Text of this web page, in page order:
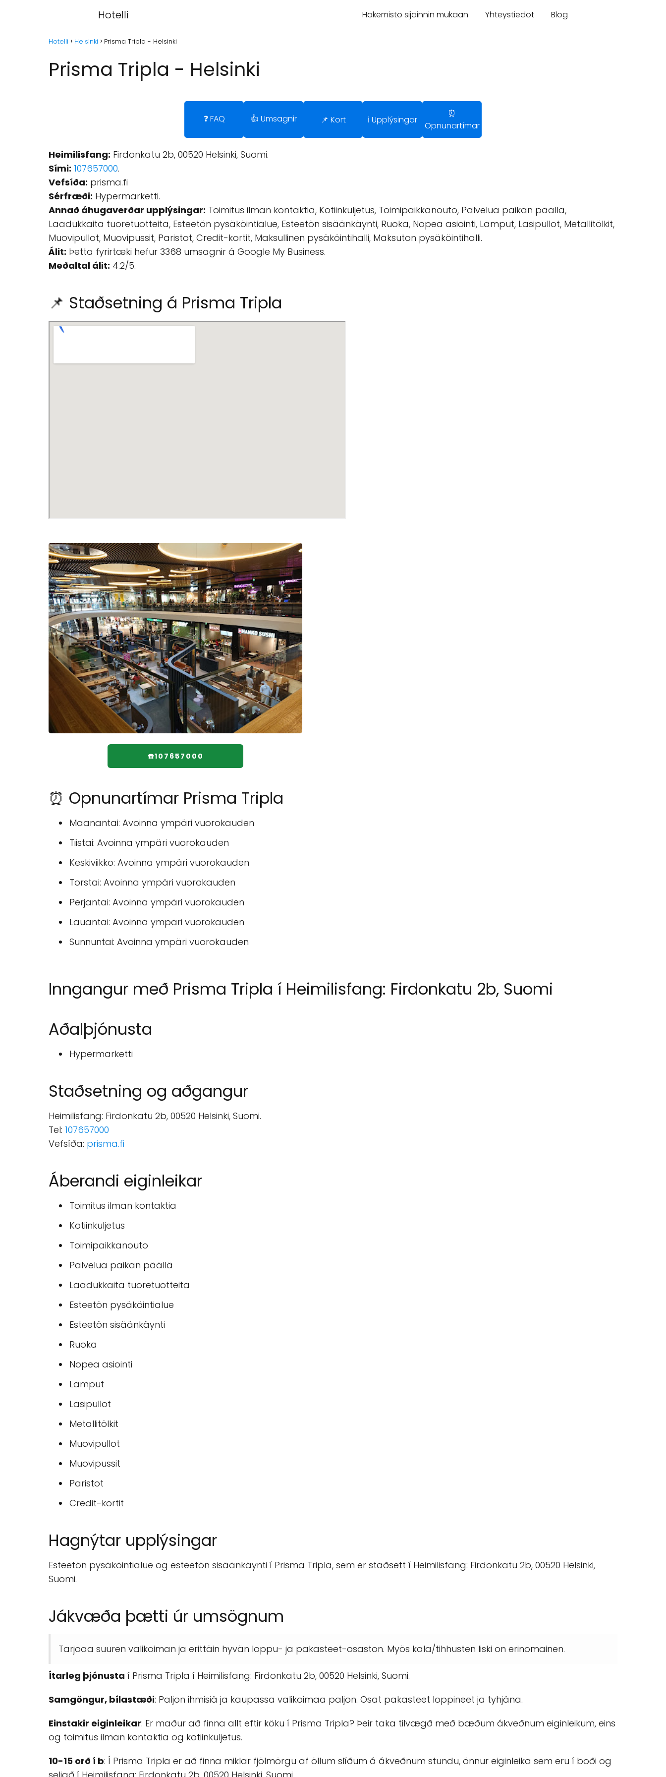
Hotelli Hakemisto sijainnin mukaan Yhteystiedot Blog
Hotelli Helsinki Prisma Tripla - Helsinki
Prisma Tripla - Helsinki
❓ FAQ 👍 Umsagnir 📌 Kort ℹ️ Upplýsingar
⏰
Opnunartímar
Heimilisfang: Firdonkatu 2b, 00520 Helsinki, Suomi.
Sími: 107657000.
Vefsíða: prisma.fi
Sérfræði: Hypermarketti.
Annað áhugaverðar upplýsingar: Toimitus ilman kontaktia, Kotiinkuljetus, Toimipaikkanouto, Palvelua paikan päällä,
Laadukkaita tuoretuotteita, Esteetön pysäköintialue, Esteetön sisäänkäynti, Ruoka, Nopea asiointi, Lamput, Lasipullot, Metallitölkit,
Muovipullot, Muovipussit, Paristot, Credit-kortit, Maksullinen pysäköintihalli, Maksuton pysäköintihalli.
Álit: Þetta fyrirtæki hefur 3368 umsagnir á Google My Business.
Meðaltal álit: 4.2/5.
📌 Staðsetning á Prisma Tripla
☎️107657000
⏰ Opnunartímar Prisma Tripla
Maanantai: Avoinna ympäri vuorokauden
Tiistai: Avoinna ympäri vuorokauden
Keskiviikko: Avoinna ympäri vuorokauden
Torstai: Avoinna ympäri vuorokauden
Perjantai: Avoinna ympäri vuorokauden
Lauantai: Avoinna ympäri vuorokauden
Sunnuntai: Avoinna ympäri vuorokauden
Inngangur með Prisma Tripla í Heimilisfang: Firdonkatu 2b, Suomi
Aðalþjónusta
Hypermarketti
Staðsetning og aðgangur
Heimilisfang: Firdonkatu 2b, 00520 Helsinki, Suomi.
Tel: 107657000
Vefsíða: prisma.fi
Áberandi eiginleikar
Toimitus ilman kontaktia
Kotiinkuljetus
Toimipaikkanouto
Palvelua paikan päällä
Laadukkaita tuoretuotteita
Esteetön pysäköintialue
Esteetön sisäänkäynti
Ruoka
Nopea asiointi
Lamput
Lasipullot
Metallitölkit
Muovipullot
Muovipussit
Paristot
Credit-kortit
Hagnýtar upplýsingar
Esteetön pysäköintialue og esteetön sisäänkäynti í Prisma Tripla, sem er staðsett í Heimilisfang: Firdonkatu 2b, 00520 Helsinki,
Suomi.
Jákvæða þætti úr umsögnum
Tarjoaa suuren valikoiman ja erittäin hyvän loppu- ja pakasteet-osaston. Myös kala/tihhusten liski on erinomainen.
Ítarleg þjónusta í Prisma Tripla í Heimilisfang: Firdonkatu 2b, 00520 Helsinki, Suomi.
Samgöngur, bílastæði: Paljon ihmisiä ja kaupassa valikoimaa paljon. Osat pakasteet loppineet ja tyhjäna.
Einstakir eiginleikar: Er maður að finna allt eftir köku í Prisma Tripla? Þeir taka tilvægð með bæðum ákveðnum eiginleikum, eins
og toimitus ilman kontaktia og kotiinkuljetus.
10-15 orð í b: Í Prisma Tripla er að finna miklar fjölmörgu af öllum slíðum á ákveðnum stundu, önnur eiginleika sem eru í boði og